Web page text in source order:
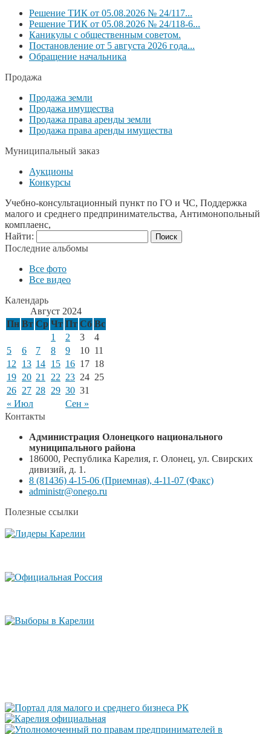
Решение ТИК от 05.08.2026 № 24/117...
Решение ТИК от 05.08.2026 № 24/118-6...
Каникулы с общественным советом.
Постановление от 5 августа 2026 года...
Обращение начальника
Продажа
Продажа земли
Продажа имущества
Продажа права аренды земли
Продажа права аренды имущества
Муниципальный заказ
Аукционы
Конкурсы
Учебно-консультационный пункт по ГО и ЧС, Поддержка
малого и среднего предпринимательства, Антимонопольный
комплаенс,
Найти:
Последние альбомы
Все фото
Все видео
Календарь
Август 2024
Пн Вт Ср Чт Пт Сб Вс
« Июл Сен »
1 2 3
4
5
6 7 8 9 10 11
12
13 14 15 16 17 18
19 20 21 22 23 24 25
26 27 28 29 30 31
Контакты
Администрация Олонецкого национального
муниципального района
186000, Республика Карелия, г. Олонец, ул. Свирских
дивизий, д. 1.
8 (81436) 4-15-06 (Приемная), 4-11-07 (Факс)
administr@onego.ru
Полезные ссылки